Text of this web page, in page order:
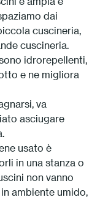
dai
cuscineria,
cuscineria.
idrorepellenti,
e ne migliora
va
asciugare
usato è
in una stanza o
non vanno
ambiente umido,